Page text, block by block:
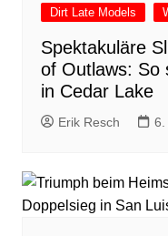
Dirt Late Models
Spektakuläre
of Outlaws: So
in Cedar Lake
Erik Resch 6.